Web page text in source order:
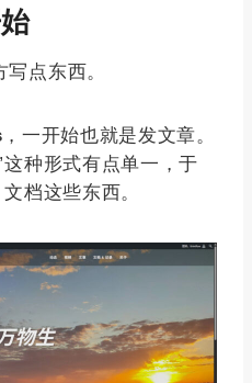
点东西。
，一开始也就是发文章。
种形式有点单一，于
档这些东西。